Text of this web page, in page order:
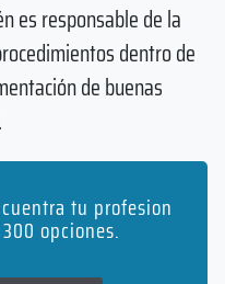
es responsable de la
dentro de
de buenas
.
tu profesion
opciones.